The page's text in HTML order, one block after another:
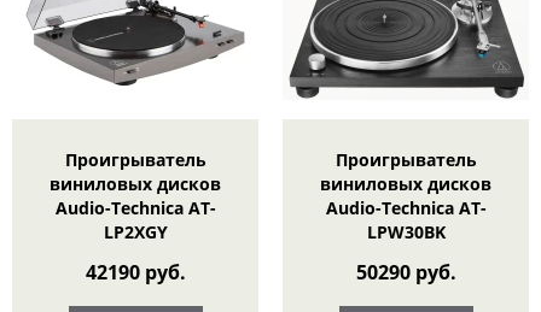
Проигрыватель
виниловых дисков
Audio-Technica AT-
LP2XGY
42190 руб.
Проигрыватель
виниловых дисков
Audio-Technica AT-
LPW30BK
50290 руб.